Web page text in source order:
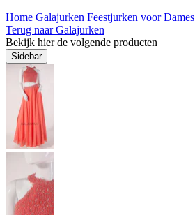
Home Galajurken Feestjurken voor Dames
Terug naar Galajurken
Bekijk hier de volgende producten
Sidebar